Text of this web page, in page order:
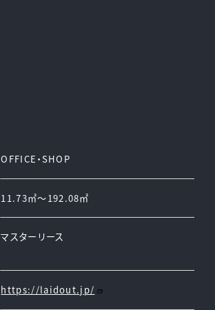
OFFICE・SHOP
11.73㎡〜192.08㎡
マスターリース
https://laidout.jp/